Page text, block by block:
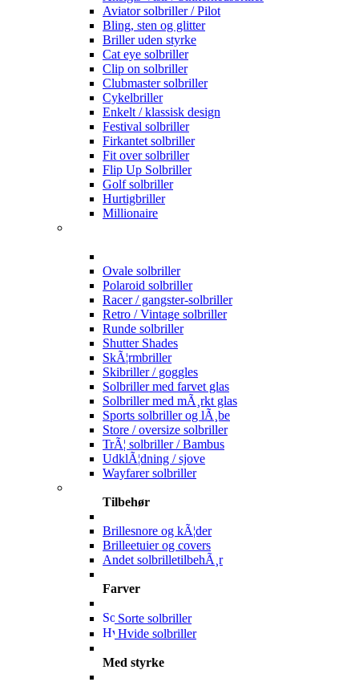
Aviator solbriller / Pilot
Bling, sten og glitter
Briller uden styrke
Cat eye solbriller
Clip on solbriller
Clubmaster solbriller
Cykelbriller
Enkelt / klassisk design
Festival solbriller
Firkantet solbriller
Fit over solbriller
Flip Up Solbriller
Golf solbriller
Hurtigbriller
Millionaire
Ovale solbriller
Polaroid solbriller
Racer / gangster-solbriller
Retro / Vintage solbriller
Runde solbriller
Shutter Shades
SkÃ¦rmbriller
Skibriller / goggles
Solbriller med farvet glas
Solbriller med mÃ¸rkt glas
Sports solbriller og lÃ¸be
Store / oversize solbriller
TrÃ¦ solbriller / Bambus
UdklÃ¦dning / sjove
Wayfarer solbriller
Tilbehør
Brillesnore og kÃ¦der
Brilleetuier og covers
Andet solbrilletilbehÃ¸r
Farver
Sorte solbriller
Hvide solbriller
Med styrke